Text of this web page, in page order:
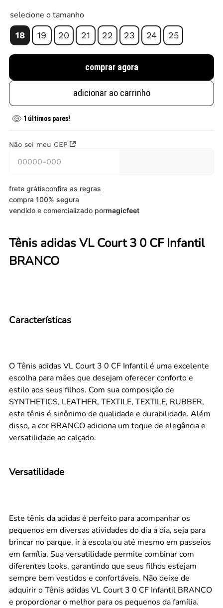
selecione o tamanho
18 19 20 21 22 23 24 25
comprar agora
adicionar ao carrinho
1 últimos pares!
Não sei meu CEP
frete grátisconfira as regras
compra 100% segura
vendido e comercializado pormagicfeet
Tênis adidas VL Court 3 0 CF Infantil
BRANCO
Características
O Tênis adidas VL Court 3 0 CF Infantil é uma excelente
escolha para mães que desejam oferecer conforto e
estilo aos seus filhos. Com sua composição de
SYNTHETICS, LEATHER, TEXTILE, TEXTILE, RUBBER,
este tênis é sinônimo de qualidade e durabilidade. Além
disso, a cor BRANCO adiciona um toque de elegância e
versatilidade ao calçado.
Versatilidade
Este tênis da adidas é perfeito para acompanhar os
pequenos em diversas atividades do dia a dia, seja para
brincar no parque, ir à escola ou até mesmo em passeios
em família. Sua versatilidade permite combinar com
diferentes looks, garantindo que seus filhos estejam
sempre bem vestidos e confortáveis. Não deixe de
adquirir o Tênis adidas VL Court 3 0 CF Infantil BRANCO
e proporcionar o melhor para os pequenos da família.